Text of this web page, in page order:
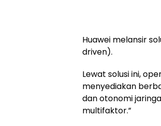
Huawei melansir
driven).
Lewat solusi ini,
menyediakan
dan otonomi
multifaktor.”